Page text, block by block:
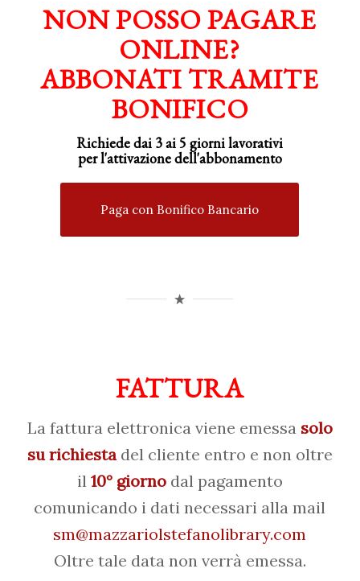
NON POSSO PAGARE
ONLINE?
ABBONATI TRAMITE
BONIFICO
Richiede dai 3 ai 5 giorni lavorativi
perl'attivazionedell'abbonamento
Paga con Bonifico Bancario
FATTURA
La fattura elettronica viene emessasolo
su richiestadel cliente entro e non oltre
il 10° giornodal pagamento
comunicando i dati necessari alla mail
sm@mazzariolstefanolibrary.com
Oltre tale data non verrà emessa.